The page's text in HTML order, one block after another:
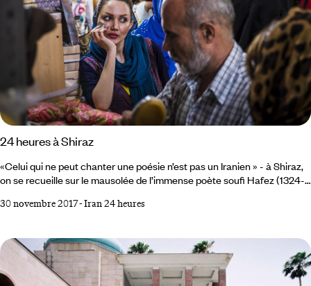
24 heures à Shiraz
«Celui qui ne peut chanter une poésie n’est pas un Iranien » - à Shiraz,
on se recueille sur le mausolée de l’immense poète soufi Hafez (1324-
ses ghazals, qui chantent l’ivresse du vin. 7h00 Mosquée Nasir-ol-Molk
unique en Iran – une merveille architecturale, dans la sobriété parfaite
de ses lignes et la sophistication de ses décors.
30 novembre 2017-Iran 24 heures